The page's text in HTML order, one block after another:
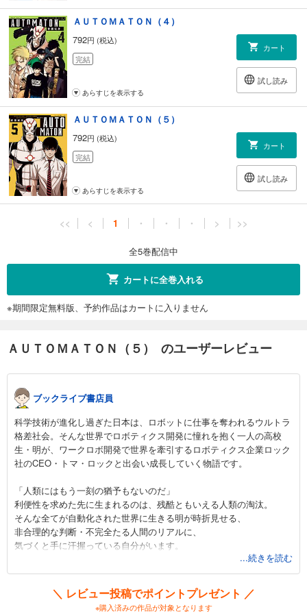
ＡＵＴＯＭＡＴＯＮ（４）
792円 (税込)
完結
カート
試し読み
あらすじを表示する
ＡＵＴＯＭＡＴＯＮ（５）
792円 (税込)
完結
カート
試し読み
あらすじを表示する
<< < 1 ・ ・ ・ > >>
全5巻配信中
カートに全巻入れる
※期間限定無料版、予約作品はカートに入りません
ＡＵＴＯＭＡＴＯＮ（５） のユーザーレビュー
ブックライブ書店員
科学技術が進化し過ぎた日本は、ロボットに仕事を奪われるウルトラ
格差社会。そんな世界でロボティクス開発に憧れを抱く一人の高校
生・明が、ワークロボ開発で世界を牽引するロボティクス企業ロック
社のCEO・トマ・ロックと出会い成長していく物語です。
「人類にはもう一刻の猶予もないのだ」
利便性を求めた先に生まれるのは、残酷ともいえる人類の淘汰。
そんな全てが自動化された世界に生きる明が時折見せる、
非合理的な判断・不完全たる人間のリアルに、
気づくと手に汗握っている自分がいます。
ただ漫然と過ぎる退屈な日々、そんな日常に刺激をくれる一冊です！
...続きを読む
＼ レビュー投稿でポイントプレゼント ／
※購入済みの作品が対象となります